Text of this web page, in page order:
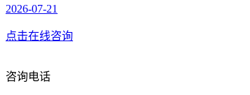
2026-07-21
点击在线咨询
咨询电话